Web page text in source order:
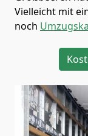
Vielleicht mit
noch